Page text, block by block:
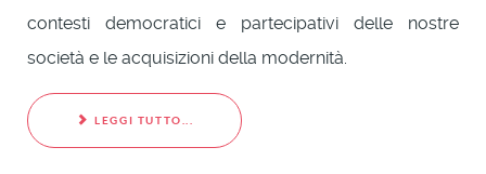
contesti democratici e partecipativi delle nostre
società e le acquisizioni della modernità.
LEGGI TUTTO...